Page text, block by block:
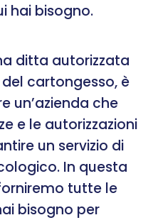
hai bisogno.
ditta autorizzata
cartongesso, è
un’azienda che
e le autorizzazioni
un servizio di
In questa
tutte le
bisogno per